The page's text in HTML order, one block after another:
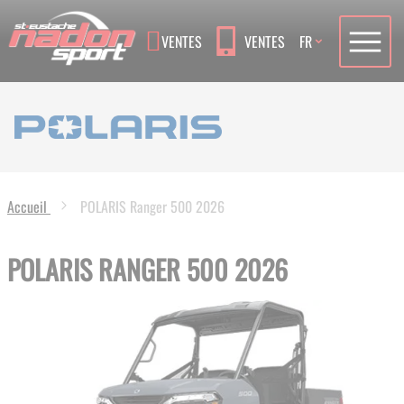
VENTES VENTES Language
FR
Accueil POLARIS Ranger 500 2026
POLARIS RANGER 500 2026